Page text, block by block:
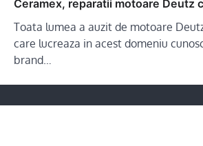
Ceramex, reparatii motoare Deutz
Toata lumea a auzit de motoare
care lucreaza in acest domeniu
brand…